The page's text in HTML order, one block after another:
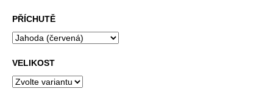
PŘÍCHUTĚ
VELIKOST
r
u
č
u
j
e